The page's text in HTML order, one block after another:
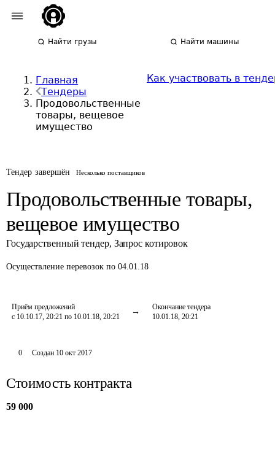
Найти грузы Найти машины
Главная
Тендеры
Продовольственные
товары, вещевое
имущество
Как участвовать в
Тендер завершён Несколько поставщиков
Продовольственные товары,
вещевое имущество
Государственный тендер, Запрос котировок
Осуществление перевозок по 04.01.18
Приём предложений
с 10.10.17, 20:21 по 10.01.18, 20:21
Окончание тендера
10.01.18, 20:21
0 Создан 10 окт 2017
Стоимость контракта
59 000